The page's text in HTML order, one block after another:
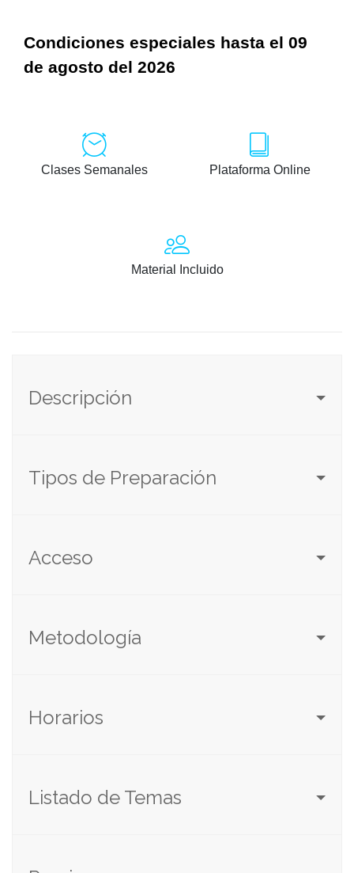
Condiciones especiales hasta el 09
de agosto del 2026
Clases Semanales Plataforma Online
Material Incluido
Descripción
Tipos de Preparación
Acceso
Metodología
Horarios
Listado de Temas